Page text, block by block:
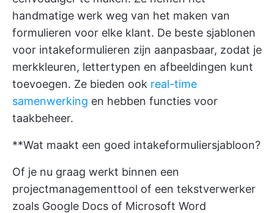
handmatige werk weg van het maken van
formulieren voor elke klant. De beste sjablonen
voor intakeformulieren zijn aanpasbaar, zodat je
merkkleuren, lettertypen en afbeeldingen kunt
toevoegen. Ze bieden ook real-time
samenwerking en hebben functies voor
taakbeheer.
**Wat maakt een goed intakeformuliersjabloon?
Of je nu graag werkt binnen een
projectmanagementtool of een tekstverwerker
zoals Google Docs of Microsoft Word